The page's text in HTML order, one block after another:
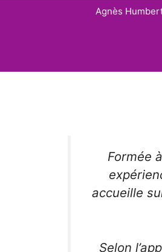
Agnès
Formée
accueille
Selon